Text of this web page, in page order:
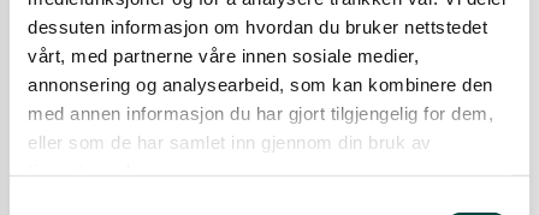
dessuten informasjon om hvordan du bruker nettstedet
vårt, med partnerne våre innen sosiale medier,
annonsering og analysearbeid, som kan kombinere den
med annen informasjon du har gjort tilgjengelig for dem,
eller som de har samlet inn gjennom din bruk av
H
Vår uttalelse har hensynet til Langtjernet
naturreservat som prioritet. Det har i lengre tid
foregått en betydelig utbygging av fritidsboliger
i naturreservatets nærområde, og nå er
ytterligere utbygging ønsket. I tillegg er det
tidligere varslet planer om tiltak med
gravearbeid for etablering av et kommunalt